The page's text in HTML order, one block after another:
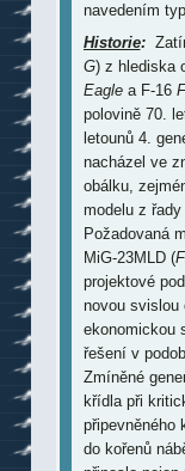
navedením
Historie:
G) z hlediska
Eaglea F-16
polovině 70.
letounů 4.
nacházel ve
obálku,
modelu z řady
Požadovaná
MiG-23MLD (
projektové
novou svislou
ekonomickou
řešení v
Zmíněné
křídla při
připevněného
do kořenů